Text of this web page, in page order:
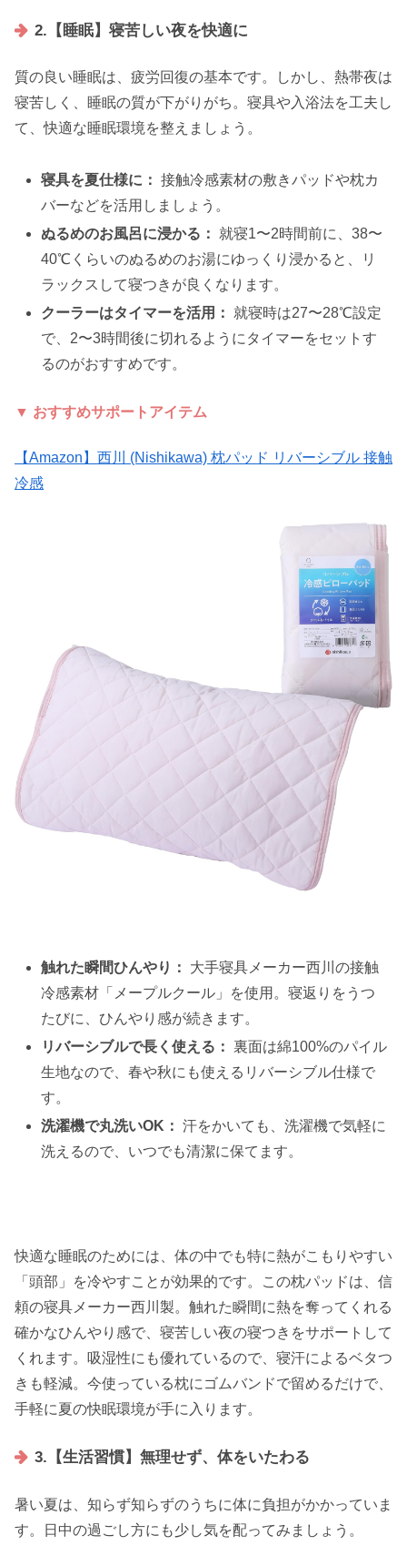
2.【睡眠】寝苦しい夜を快適に
質の良い睡眠は、疲労回復の基本です。しかし、熱帯夜は
寝苦しく、睡眠の質が下がりがち。寝具や入浴法を工夫し
て、快適な睡眠環境を整えましょう。
寝具を夏仕様に： 接触冷感素材の敷きパッドや枕カ
バーなどを活用しましょう。
ぬるめのお風呂に浸かる：
就寝1〜2時間前に、38〜
40℃くらいのぬるめのお湯にゆっくり浸かると、リ
ラックスして寝つきが良くなります。
クーラーはタイマーを活用：
就寝時は27〜28℃設定
で、2〜3時間後に切れるようにタイマーをセットす
るのがおすすめです。
▼ おすすめサポートアイテム
【Amazon】西川 (Nishikawa) 枕パッド リバーシブル 接触
冷感
触れた瞬間ひんやり：
大手寝具メーカー西川の接触
冷感素材「メープルクール」を使用。寝返りをうつ
たびに、ひんやり感が続きます。
リバーシブルで長く使える：
裏面は綿100%のパイル
生地なので、春や秋にも使えるリバーシブル仕様で
す。
洗濯機で丸洗いOK： 汗をかいても、洗濯機で気軽に
洗えるので、いつでも清潔に保てます。
快適な睡眠のためには、体の中でも特に熱がこもりやすい
「頭部」を冷やすことが効果的です。この枕パッドは、信
頼の寝具メーカー西川製。触れた瞬間に熱を奪ってくれる
確かなひんやり感で、寝苦しい夜の寝つきをサポートして
くれます。吸湿性にも優れているので、寝汗によるベタつ
きも軽減。今使っている枕にゴムバンドで留めるだけで、
手軽に夏の快眠環境が手に入ります。
3.【生活習慣】無理せず、体をいたわる
暑い夏は、知らず知らずのうちに体に負担がかかっていま
す。日中の過ごし方にも少し気を配ってみましょう。